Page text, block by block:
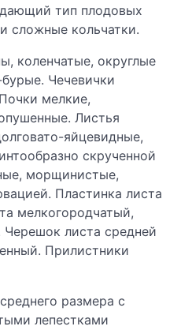
тип плодовых
сложные кольчатки.
коленчатые, округлые
Чечевички
мелкие,
Листья
яйцевидные,
скрученной
морщинистые,
Пластинка листа
мелкогородчатый,
листа средней
Прилистники
размера с
лепестками